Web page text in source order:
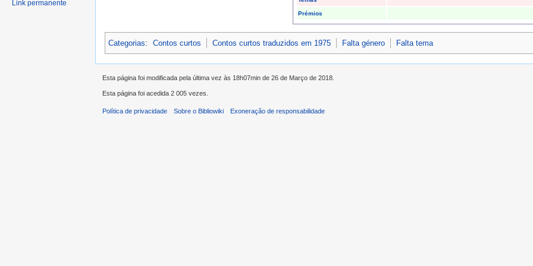
Prémios
Categorias: Contos curtos Contos curtos traduzidos em 1975 Falta género Falta tema
Link permanente
Esta página foi modificada pela última vez às 18h07min de 26 de Março de 2018.
Esta página foi acedida 2 005 vezes.
Política de privacidade Sobre o Bibliowiki Exoneração de responsabilidade